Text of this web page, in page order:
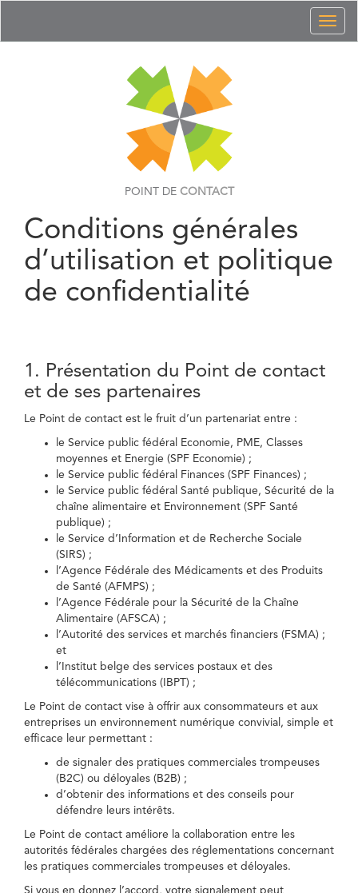
POINT DE CONTACT
Conditions générales
d’utilisation et politique
de confidentialité
1. Présentation du Point de contact
et de ses partenaires
Le Point de contact est le fruit d’un partenariat entre :
le Service public fédéral Economie, PME, Classes
moyennes et Energie (SPF Economie) ;
le Service public fédéral Finances (SPF Finances) ;
le Service public fédéral Santé publique, Sécurité de la
chaîne alimentaire et Environnement (SPF Santé
publique) ;
le Service d’Information et de Recherche Sociale
(SIRS) ;
l’Agence Fédérale des Médicaments et des Produits
de Santé (AFMPS) ;
l’Agence Fédérale pour la Sécurité de la Chaîne
Alimentaire (AFSCA) ;
l’Autorité des services et marchés financiers (FSMA) ;
et
l’Institut belge des services postaux et des
télécommunications (IBPT) ;
Le Point de contact vise à offrir aux consommateurs et aux
entreprises un environnement numérique convivial, simple et
efficace leur permettant :
de signaler des pratiques commerciales trompeuses
(B2C) ou déloyales (B2B) ;
d’obtenir des informations et des conseils pour
défendre leurs intérêts.
Le Point de contact améliore la collaboration entre les
autorités fédérales chargées des réglementations concernant
les pratiques commerciales trompeuses et déloyales.
Si vous en donnez l’accord, votre signalement peut